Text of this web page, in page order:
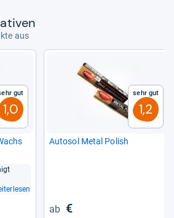
aus
Sehr gut
1,0
Sehr gut
1,2
Auto­sol Metal Polish
€